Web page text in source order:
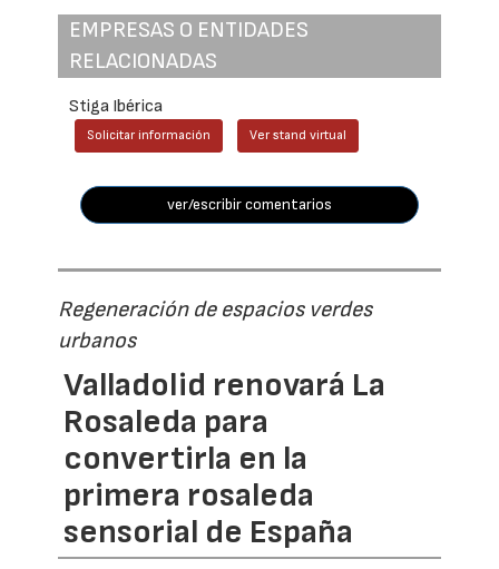
EMPRESAS O ENTIDADES
RELACIONADAS
Stiga Ibérica
Solicitar información Ver stand virtual
ver/escribir comentarios
Regeneración de espacios verdes
urbanos
Valladolid renovará La
Rosaleda para
convertirla en la
primera rosaleda
sensorial de España